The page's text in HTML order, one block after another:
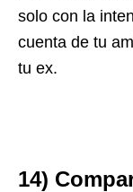
solo con la
cuenta de tu
tu ex.
14)